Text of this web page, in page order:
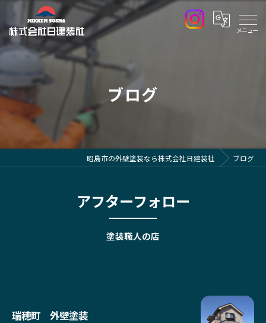
ブログ
昭島市の外壁塗装なら株式会社日建装社 ブログ
アフターフォロー
塗装職人の店
瑞穂町 外壁塗装